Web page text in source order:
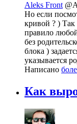
Aleks Front
Но если
кривой ? ) Так
правило
без
блока )
указывается
Написано
Как